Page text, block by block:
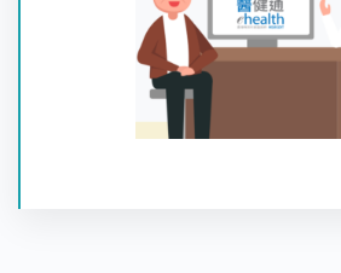
醫健通是由香港政府開發的一個電
港市民建立免費和終身的電子健康